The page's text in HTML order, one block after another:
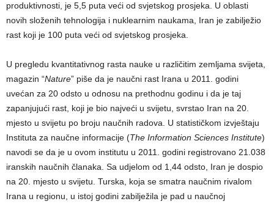
produktivnosti, je 5,5 puta veći od svjetskog prosjeka. U oblasti
novih složenih tehnologija i nuklearnim naukama, Iran je zabilježio
rast koji je 100 puta veći od svjetskog prosjeka.
U pregledu kvantitativnog rasta nauke u različitim zemljama svijeta,
magazin “Nature” piše da je naučni rast Irana u 2011. godini
uvećan za 20 odsto u odnosu na prethodnu godinu i da je taj
zapanjujući rast, koji je bio najveći u svijetu, svrstao Iran na 20.
mjesto u svijetu po broju naučnih radova. U statističkom izvještaju
Instituta za naučne informacije (The Information Sciences Institute)
navodi se da je u ovom institutu u 2011. godini registrovano 21.038
iranskih naučnih članaka. Sa udjelom od 1,44 odsto, Iran je dospio
na 20. mjesto u svijetu. Turska, koja se smatra naučnim rivalom
Irana u regionu, u istoj godini zabilježila je pad u naučnoj